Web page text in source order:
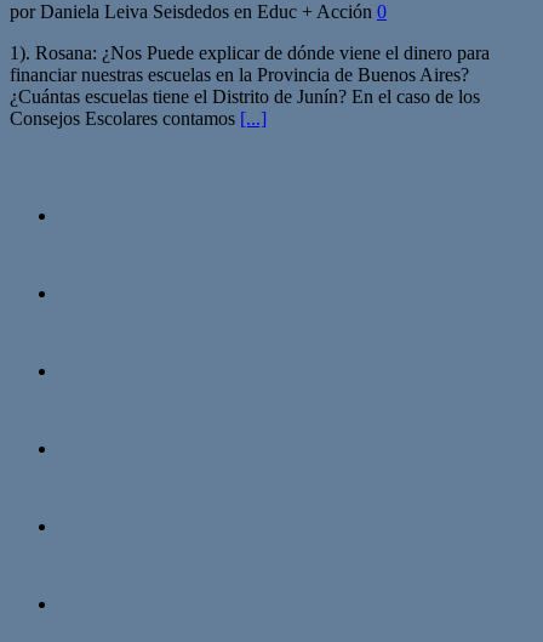
por Daniela Leiva Seisdedos en Educ + Acción 0
1). Rosana: ¿Nos Puede explicar de dónde viene el dinero para
financiar nuestras escuelas en la Provincia de Buenos Aires?
¿Cuántas escuelas tiene el Distrito de Junín? En el caso de los
Consejos Escolares contamos [...]